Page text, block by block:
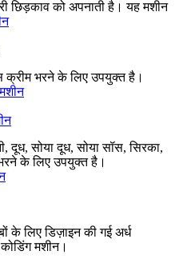
छिड़काव को अपनाती है। यह मशीन
क्रीम भरने के लिए उपयुक्त है।
दूध, सोया दूध, सोया सॉस, सिरका,
के लिए उपयुक्त है।
के लिए डिज़ाइन की गई अर्ध
मशीन।